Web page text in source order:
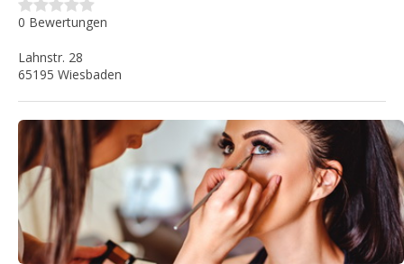
Lahnstr. 28
65195 Wiesbaden
0 Bewertungen